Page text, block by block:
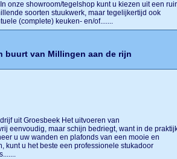
onze showroom/tegelshop kunt u kiezen uit een
soorten stuukwerk, maar tegelijkertijd ook
(complete) keuken- en/of.......
buurt van Millingen aan de rijn
uit Groesbeek Het uitvoeren van
eenvoudig, maar schijn bedriegt, want in de
u uw wanden en plafonds van een mooie en
kunt u het beste een professionele stukadoor